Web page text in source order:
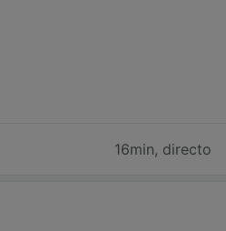
16min, directo